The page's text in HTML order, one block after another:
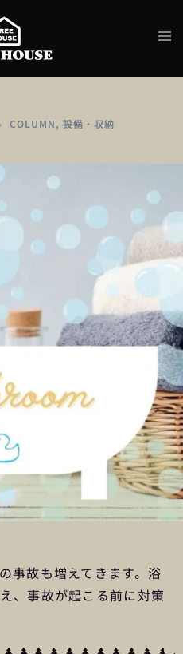
COLUMN, 設備・収納
事故も増えてきます。浴
、事故が起こる前に対策